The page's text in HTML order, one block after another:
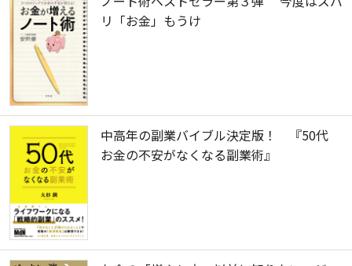
リ「お金」もうけ
中高年の副業バイブル決定版！ 『50代
お金の不安がなくなる副業術』